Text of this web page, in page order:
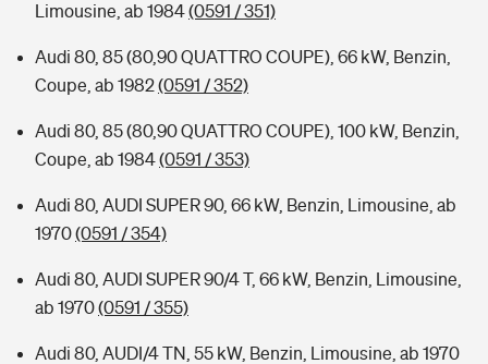
Limousine, ab 1984(0591 / 351)
Audi 80, 85 (80,90 QUATTRO COUPE), 66 kW, Benzin,
Coupe, ab 1982(0591 / 352)
Audi 80, 85 (80,90 QUATTRO COUPE), 100 kW, Benzin,
Coupe, ab 1984(0591 / 353)
Audi 80, AUDI SUPER 90, 66 kW, Benzin, Limousine, ab
1970(0591 / 354)
Audi 80, AUDI SUPER 90/4 T, 66 kW, Benzin, Limousine,
ab 1970(0591 / 355)
Audi 80, AUDI/4 TN, 55 kW, Benzin, Limousine, ab 1970